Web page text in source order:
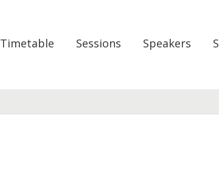
Timetable Sessions Speakers